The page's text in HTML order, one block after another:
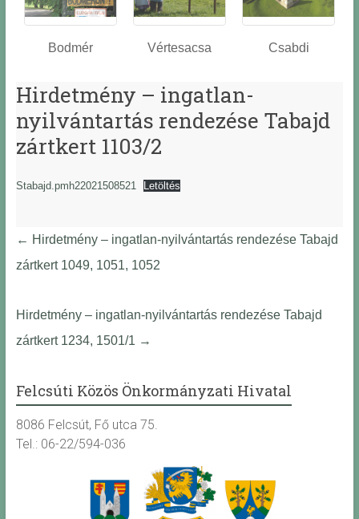
Bodmér Vértesacsa Csabdi
Hirdetmény – ingatlan-
nyilvántartás rendezése Tabajd
zártkert 1103/2
Stabajd.pmh22021508521 Letöltés
← Hirdetmény – ingatlan-nyilvántartás rendezése Tabajd
zártkert 1049, 1051, 1052
Hirdetmény – ingatlan-nyilvántartás rendezése Tabajd
zártkert 1234, 1501/1 →
Felcsúti Közös Önkormányzati Hivatal
8086 Felcsút, Fő utca 75.
Tel.: 06-22/594-036